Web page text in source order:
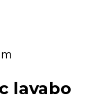
lavabo